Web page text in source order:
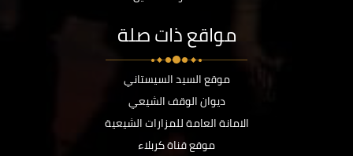
مواقع ذات صلة
موقع السيد السيستاني
ديوان الوقف الشيعي
الامانة العامة للمزارات الشيعية
موقع قناة كربلاء